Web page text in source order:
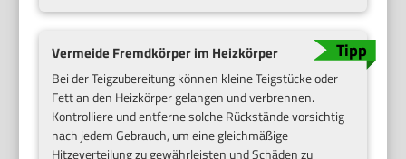
Vermeide Fremdkörper im Heizkörper
Bei der Teigzubereitung können kleine Teigstücke oder
Fett an den Heizkörper gelangen und verbrennen.
Kontrolliere und entferne solche Rückstände vorsichtig
nach jedem Gebrauch, um eine gleichmäßige
Hitzeverteilung zu gewährleisten und Schäden zu